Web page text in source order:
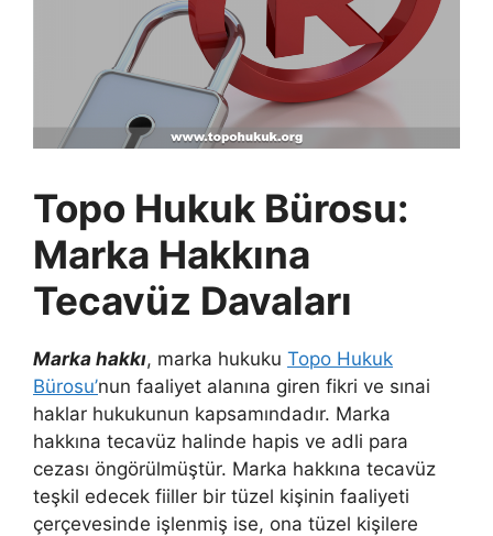
Topo Hukuk Bürosu:
Marka Hakkına
Tecavüz Davaları
Marka hakkı, marka hukuku Topo Hukuk
Bürosu’nun faaliyet alanına giren fikri ve sınai
haklar hukukunun kapsamındadır. Marka
hakkına tecavüz halinde hapis ve adli para
cezası öngörülmüştür. Marka hakkına tecavüz
teşkil edecek fiiller bir tüzel kişinin faaliyeti
çerçevesinde işlenmiş ise, ona tüzel kişilere